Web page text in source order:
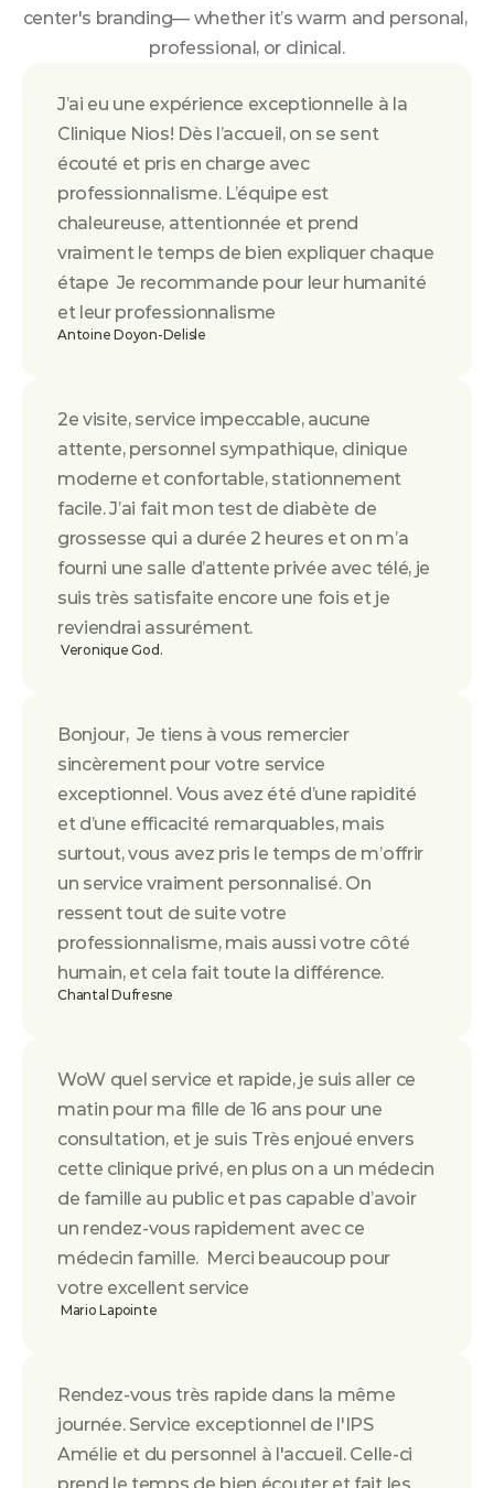
center's branding— whether it’s warm and personal,
professional, or clinical.
2e visite, service impeccable, aucune
attente, personnel sympathique, clinique
moderne et confortable, stationnement
facile. J’ai fait mon test de diabète de
grossesse qui a durée 2 heures et on m’a
fourni une salle d’attente privée avec télé, je
suis très satisfaite encore une fois et je
reviendrai assurément.
Veronique God.
J’ai eu une expérience exceptionnelle à la
Clinique Nios! Dès l’accueil, on se sent
écouté et pris en charge avec
professionnalisme. L’équipe est
chaleureuse, attentionnée et prend
vraiment le temps de bien expliquer chaque
étape  Je recommande pour leur humanité
et leur professionnalisme
Antoine Doyon-Delisle
Bonjour,  Je tiens à vous remercier
sincèrement pour votre service
exceptionnel. Vous avez été d’une rapidité
et d’une efficacité remarquables, mais
surtout, vous avez pris le temps de m’offrir
un service vraiment personnalisé. On
ressent tout de suite votre
professionnalisme, mais aussi votre côté
humain, et cela fait toute la différence.
Chantal Dufresne
WoW quel service et rapide, je suis aller ce
matin pour ma fille de 16 ans pour une
consultation, et je suis Très enjoué envers
cette clinique privé, en plus on a un médecin
de famille au public et pas capable d’avoir
un rendez-vous rapidement avec ce
médecin famille.  Merci beaucoup pour
votre excellent service
Mario Lapointe
Rendez-vous très rapide dans la même
journée. Service exceptionnel de l'IPS
Amélie et du personnel à l'accueil. Celle-ci